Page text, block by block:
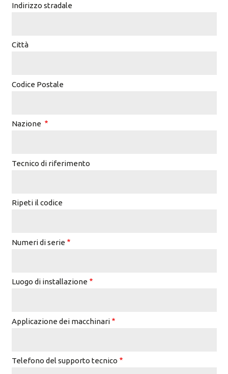
Indirizzo stradale
Città
Codice Postale
Nazione
Tecnico di riferimento
Ripeti il ​​codice
Numeri di serie
Luogo di installazione
Applicazione dei macchinari
Telefono del supporto tecnico